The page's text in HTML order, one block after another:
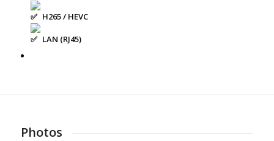
H265 / HEVC
LAN (RJ45)
Photos